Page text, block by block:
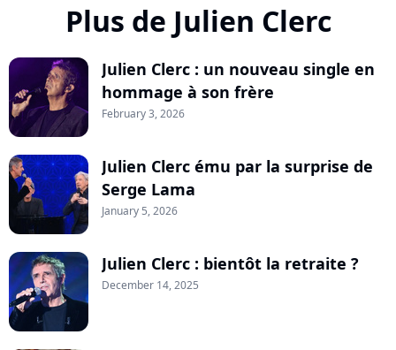
Plus de Julien Clerc
Julien Clerc : un nouveau single en
hommage à son frère
February 3, 2026
Julien Clerc ému par la surprise de
Serge Lama
January 5, 2026
Julien Clerc : bientôt la retraite ?
December 14, 2025